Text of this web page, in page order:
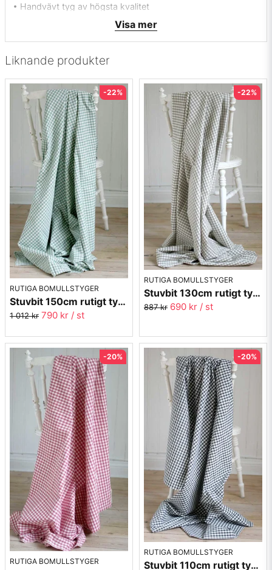
Liknande produkter
RUTIGA BOMULLSTYGER
Stuvbit 150cm rutigt tyg - grön Margaretaruta
1 012 kr 790 kr / st
-22%
RUTIGA BOMULLSTYGER
Stuvbit 130cm rutigt tyg - beige Margaretaruta
887 kr 690 kr / st
-22%
RUTIGA BOMULLSTYGER
-20%
RUTIGA BOMULLSTYGER
Stuvbit 110cm rutigt tyg - svart Margaretaruta
-20%
• Handvävt tyg av högsta kvalitet
Visa mer